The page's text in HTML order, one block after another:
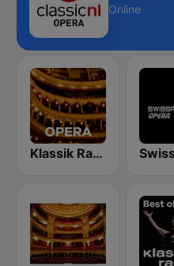
Online
Klassik Radio Opera